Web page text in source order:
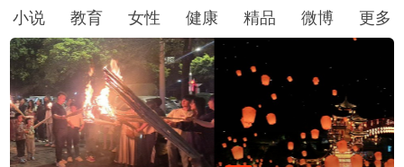
小说
教育 女性 健康 精品 微博 更多